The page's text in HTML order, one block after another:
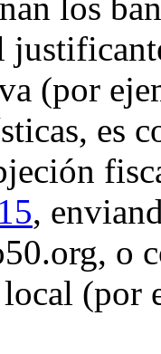
(por
es
,
o
(por